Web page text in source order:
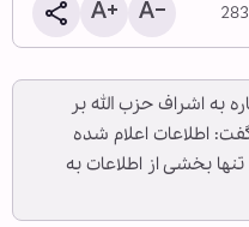
به اشراف حزب الله بر
اطلاعات اعلام شده
بخشی از اطلاعات به